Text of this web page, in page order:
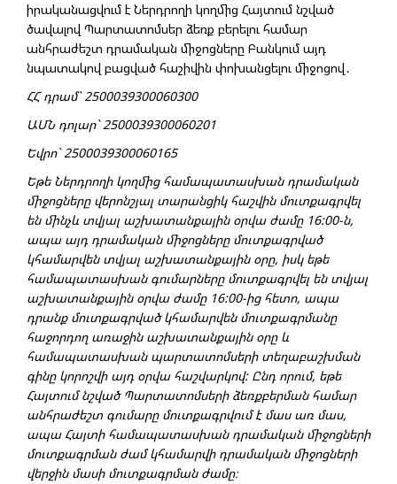
իրականացվում է Ներդրողի կողմից Հայտում նշված
ծավալով Պարտատոմսեր ձեռք բերելու համար
անհրաժեշտ դրամական միջոցները Բանկում այդ
նպատակով բացված հաշիվին փոխանցելու միջոցով․
ՀՀ դրամ`2500039300060300
ԱՄՆ դոլար` 2500039300060201
Եվրո` 2500039300060165
Եթե Ներդրողի կողմից համապատասխան դրամական
միջոցները վերոնշյալ տարանցիկ հաշվին մուտքագրվել
են մինչև տվյալ աշխատանքային օրվա ժամը 16:00-ն,
ապա այդ դրամական միջոցները մուտքագրված
կհամարվեն տվյալ աշխատանքային օրը, իսկ եթե
համապատասխան գումարները մուտքագրվել են տվյալ
աշխատանքային օրվա ժամը 16:00-ից հետո, ապա
դրանք մուտքագրված կհամարվեն մուտքագրմանը
հաջորդող առաջին աշխատանքային օրը և
համապատասխան պարտատոմսերի տեղաբաշխման
գինը կորոշվի այդ օրվա հաշվարկով: Ընդ որում, եթե
Հայտում նշված Պարտատոմսերի ձեռքբերման համար
անհրաժեշտ գումարը մուտքագրվում է մաս առ մաս,
ապա Հայտի համապատասխան դրամական միջոցների
մուտքագրման ժամ կհամարվի դրամական միջոցների
վերջին մասի մուտքագրման ժամը։